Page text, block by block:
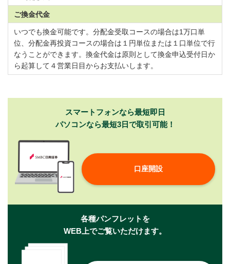
ご換金代金
いつでも換金可能です。分配金受取コースの場合は1万口単
位、分配金再投資コースの場合は１円単位または１口単位で行
なうことができます。換金代金は原則として換金申込受付日か
ら起算して４営業日目からお支払いします。
スマートフォンなら最短即日
パソコンなら最短3日で取引可能！
口座開設
各種パンフレットを
WEB上でご覧いただけます。